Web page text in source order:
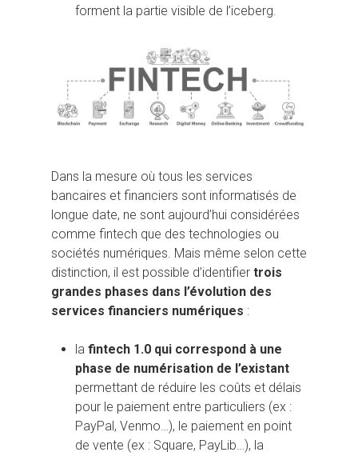
forment la partie visible de l’iceberg.
Dans la mesure où tous les services
bancaires et financiers sont informatisés de
longue date, ne sont aujourd’hui considérées
comme fintech que des technologies ou
sociétés numériques. Mais même selon cette
distinction, il est possible d’identifier trois
grandes phases dans l’évolution des
services financiers numériques :
la fintech 1.0 qui correspond à une
phase de numérisation de l’existant
permettant de réduire les coûts et délais
pour le paiement entre particuliers (ex :
PayPal, Venmo…), le paiement en point
de vente (ex : Square, PayLib…), la